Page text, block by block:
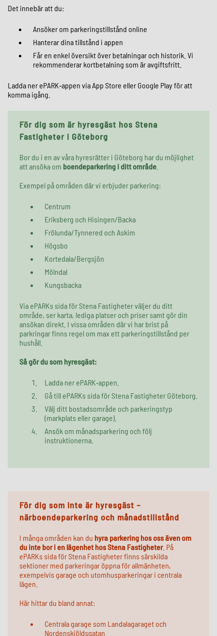
Det innebär att du:
Ansöker om parkeringstillstånd online
Hanterar dina tillstånd i appen
Får en enkel översikt över betalningar och historik. Vi
rekommenderar kortbetalning som är avgiftsfritt.
Ladda ner ePARK‑appen via App Store eller Google Play för att
komma igång.
För dig som är hyresgäst hos Stena
Fastigheter i Göteborg
Bor du i en av våra hyresrätter i Göteborg har du möjlighet
att ansöka om boendeparkering i ditt område
Exempel på områden där vi erbjuder parkering:
Centrum
Eriksberg och Hisingen/Backa
Frölunda/Tynnered och Askim
Högsbo
Kortedala/Bergsjön
Mölndal
Kungsbacka
Via ePARKs sida för Stena Fastigheter väljer du ditt
område, ser karta, lediga platser och priser samt gör din
ansökan direkt. I vissa områden där vi har brist på
parkringar finns regel om max ett parkeringstillstånd per
hushåll.
Så gör du som hyresgäst:
Ladda ner ePARK‑appen.
Gå till ePARKs sida för Stena Fastigheter Göteborg.
Välj ditt bostadsområde och parkeringstyp
(markplats eller garage).
Ansök om månadsparkering och följ
instruktionerna.
För dig som inte är hyresgäst –
närboendeparkering och månadstillstånd
I många områden kan du hyra parkering hos oss även om
du inte bor i en lägenhet hos Stena Fastigheter. På
ePARKs sida för Stena Fastigheter finns särskilda
sektioner med parkeringar öppna för allmänheten,
exempelvis garage och utomhusparkeringar i centrala
lägen.
Här hittar du bland annat:
Centrala garage som Landalagaraget och
Nordenskiöldsgatan